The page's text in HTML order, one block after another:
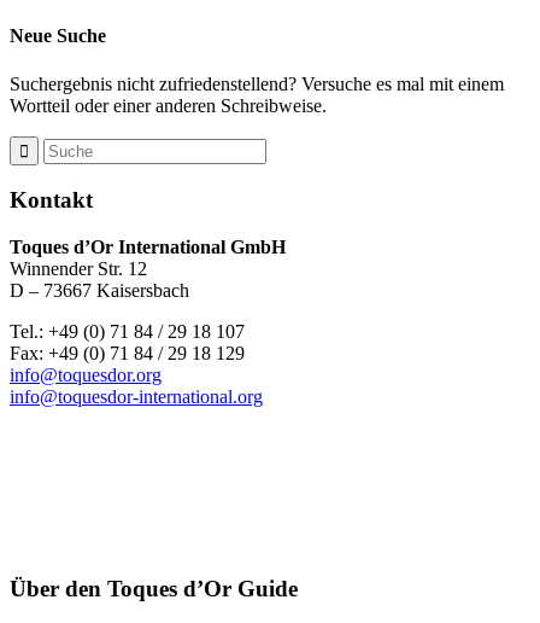
Neue Suche
Suchergebnis nicht zufriedenstellend? Versuche es mal mit einem
Wortteil oder einer anderen Schreibweise.
Kontakt
Toques d’Or International GmbH
Winnender Str. 12
D – 73667 Kaisersbach
Tel.: +49 (0) 71 84 / 29 18 107
Fax: +49 (0) 71 84 / 29 18 129
info@toquesdor.org
info@toquesdor-international.org
Über den Toques d’Or Guide